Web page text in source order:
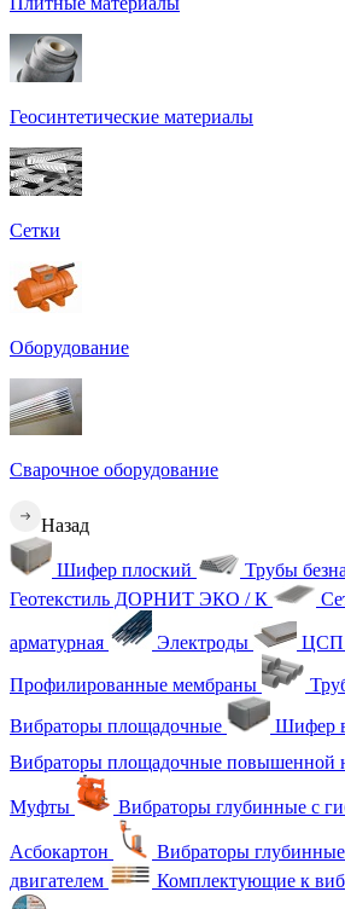
Геосинтетические материалы
Сетки
Оборудование
Сварочное оборудование
Назад
Шифер плоский
Трубы
Геотекстиль ДОРНИТ ЭКО / К
арматурная Электроды ЦСП
Профилированные мембраны
Вибраторы площадочные
Шифер
Вибраторы площадочные повышенной
Муфты Вибраторы глубинные с
Асбокартон
Вибраторы
двигателем
Комплектующие к